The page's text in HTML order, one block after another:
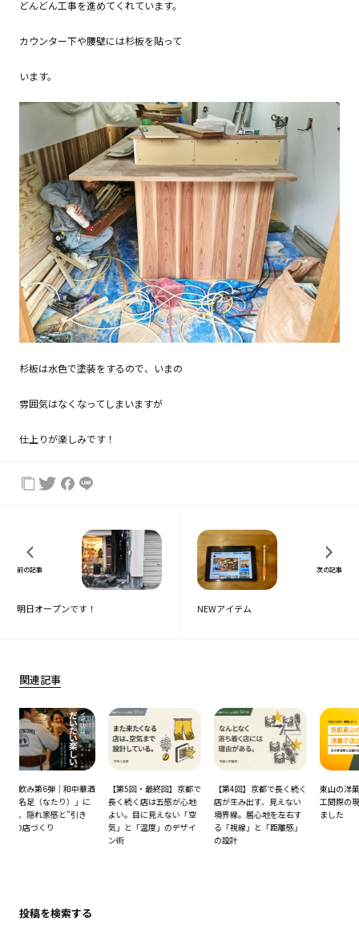
どんどん工事を進めてくれています。
カウンター下や腰壁には杉板を貼って
います。
杉板は水色で塗装をするので、いまの
雰囲気はなくなってしまいますが
仕上りが楽しみです！
前の記事
明日オープンです！
次の記事
NEWアイテム
関連記事
中華酒
」に
【第5回・最終回】京都で
長く続く店は五感が心地
よい。目に見えない「空
気」と「温度」のデザイ
【第4回】京都で長く続く
店が生み出す、見えない
境界線。居心地を左右す
る「視線」と「距離感」
東山の洋菓子店さん、竣
工間際の現場へ行ってき
ました
投稿を検索する